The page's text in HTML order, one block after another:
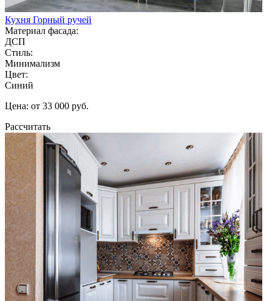
Кухня Горный ручей
Материал фасада:
ДСП
Стиль:
Минимализм
Цвет:
Синий
Цена: от 33 000 руб.
Рассчитать